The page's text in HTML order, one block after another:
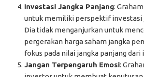
Investasi Jangka Panjang:
untuk memiliki perspektif investasi
Dia tidak menganjurkan untuk
pergerakan harga saham jangka
fokus pada nilai jangka panjang dari
Jangan Terpengaruh Emosi: